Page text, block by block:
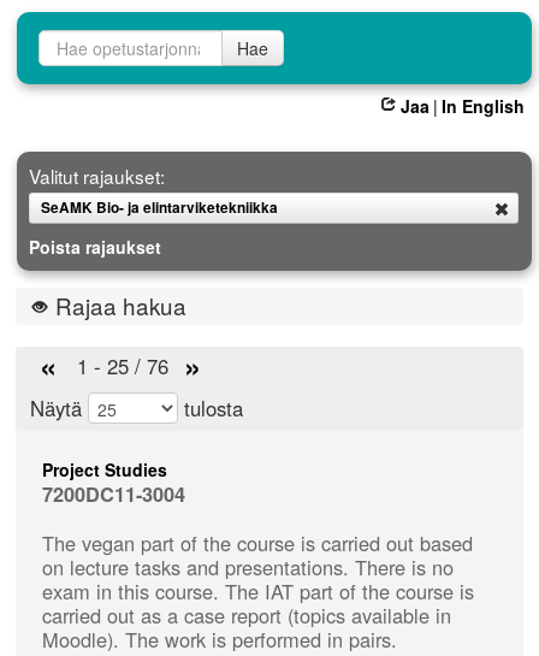
Opetustarjontahaku
Hae
Jaa | In English
Valitut rajaukset:
SeAMK Bio- ja elintarviketekniikka
Poista rajaukset
Rajaa hakua
« 1 - 25 / 76 »
Näytä tulosta
Project Studies
7200DC11-3004
The vegan part of the course is carried out based
on lecture tasks and presentations. There is no
exam in this course. The IAT part of the course is
carried out as a case report (topics available in
Moodle). The work is performed in pairs.